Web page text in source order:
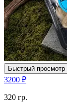
Быстрый просмотр
3200 ₽
320 гр.